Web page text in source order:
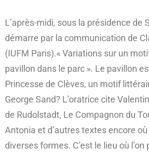
L’après-midi, sous la présidence de
démarre par la communication de
(IUFM Paris).« Variations sur un
pavillon dans le parc ». Le pavillon
Princesse de Clèves, un motif
George Sand? L’oratrice cite
de Rudolstadt, Le Compagnon du
Antonia et d’autres textes encore
diverses formes. C’est le lieu où